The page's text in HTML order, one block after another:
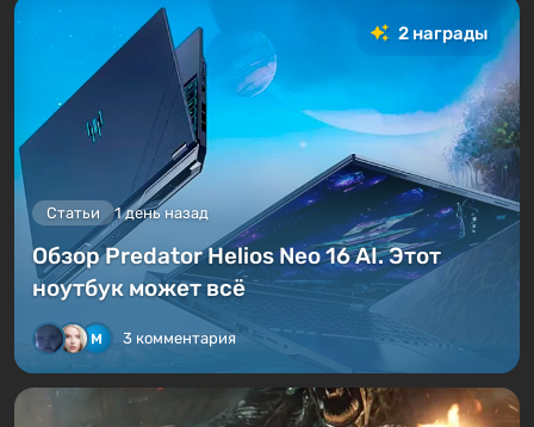
2 награды
Статьи 1 день назад
Обзор Predator Helios Neo 16 AI. Этот
ноутбук может всё
3 комментария